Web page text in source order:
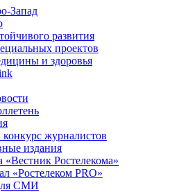
Запад
развития
проектов
и здоровья
журналистов
издания
«Вестник Ростелекома»
«Ростелеком PRO»
СМИ